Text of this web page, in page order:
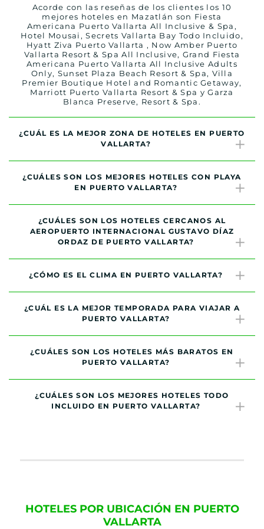
Acorde con las reseñas de los clientes los 10
mejores hoteles en Mazatlán son Fiesta
Americana Puerto Vallarta All Inclusive & Spa,
Hotel Mousai, Secrets Vallarta Bay Todo Incluido,
Hyatt Ziva Puerto Vallarta , Now Amber Puerto
Vallarta Resort & Spa All Inclusive, Grand Fiesta
Americana Puerto Vallarta All Inclusive Adults
Only, Sunset Plaza Beach Resort & Spa, Villa
Premier Boutique Hotel and Romantic Getaway,
Marriott Puerto Vallarta Resort & Spa y Garza
Blanca Preserve, Resort & Spa.
¿CUÁL ES LA MEJOR ZONA DE HOTELES EN PUERTO
VALLARTA?
¿CUÁLES SON LOS MEJORES HOTELES CON PLAYA
EN PUERTO VALLARTA?
¿CUÁLES SON LOS HOTELES CERCANOS AL
AEROPUERTO INTERNACIONAL GUSTAVO DÍAZ
ORDAZ DE PUERTO VALLARTA?
¿CÓMO ES EL CLIMA EN PUERTO VALLARTA?
¿CUÁL ES LA MEJOR TEMPORADA PARA VIAJAR A
PUERTO VALLARTA?
¿CUÁLES SON LOS HOTELES MÁS BARATOS EN
PUERTO VALLARTA?
¿CUÁLES SON LOS MEJORES HOTELES TODO
INCLUIDO EN PUERTO VALLARTA?
HOTELES POR UBICACIÓN EN PUERTO
VALLARTA